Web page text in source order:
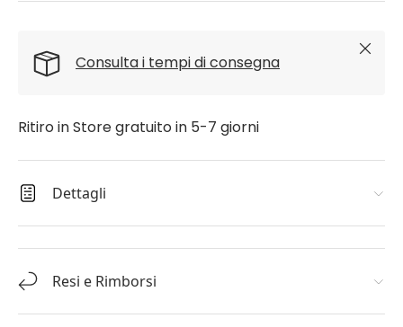
Consulta i tempi di consegna
Chiudi
Ritiro in Store gratuito in 5-7 giorni
Dettagli
Resi e Rimborsi